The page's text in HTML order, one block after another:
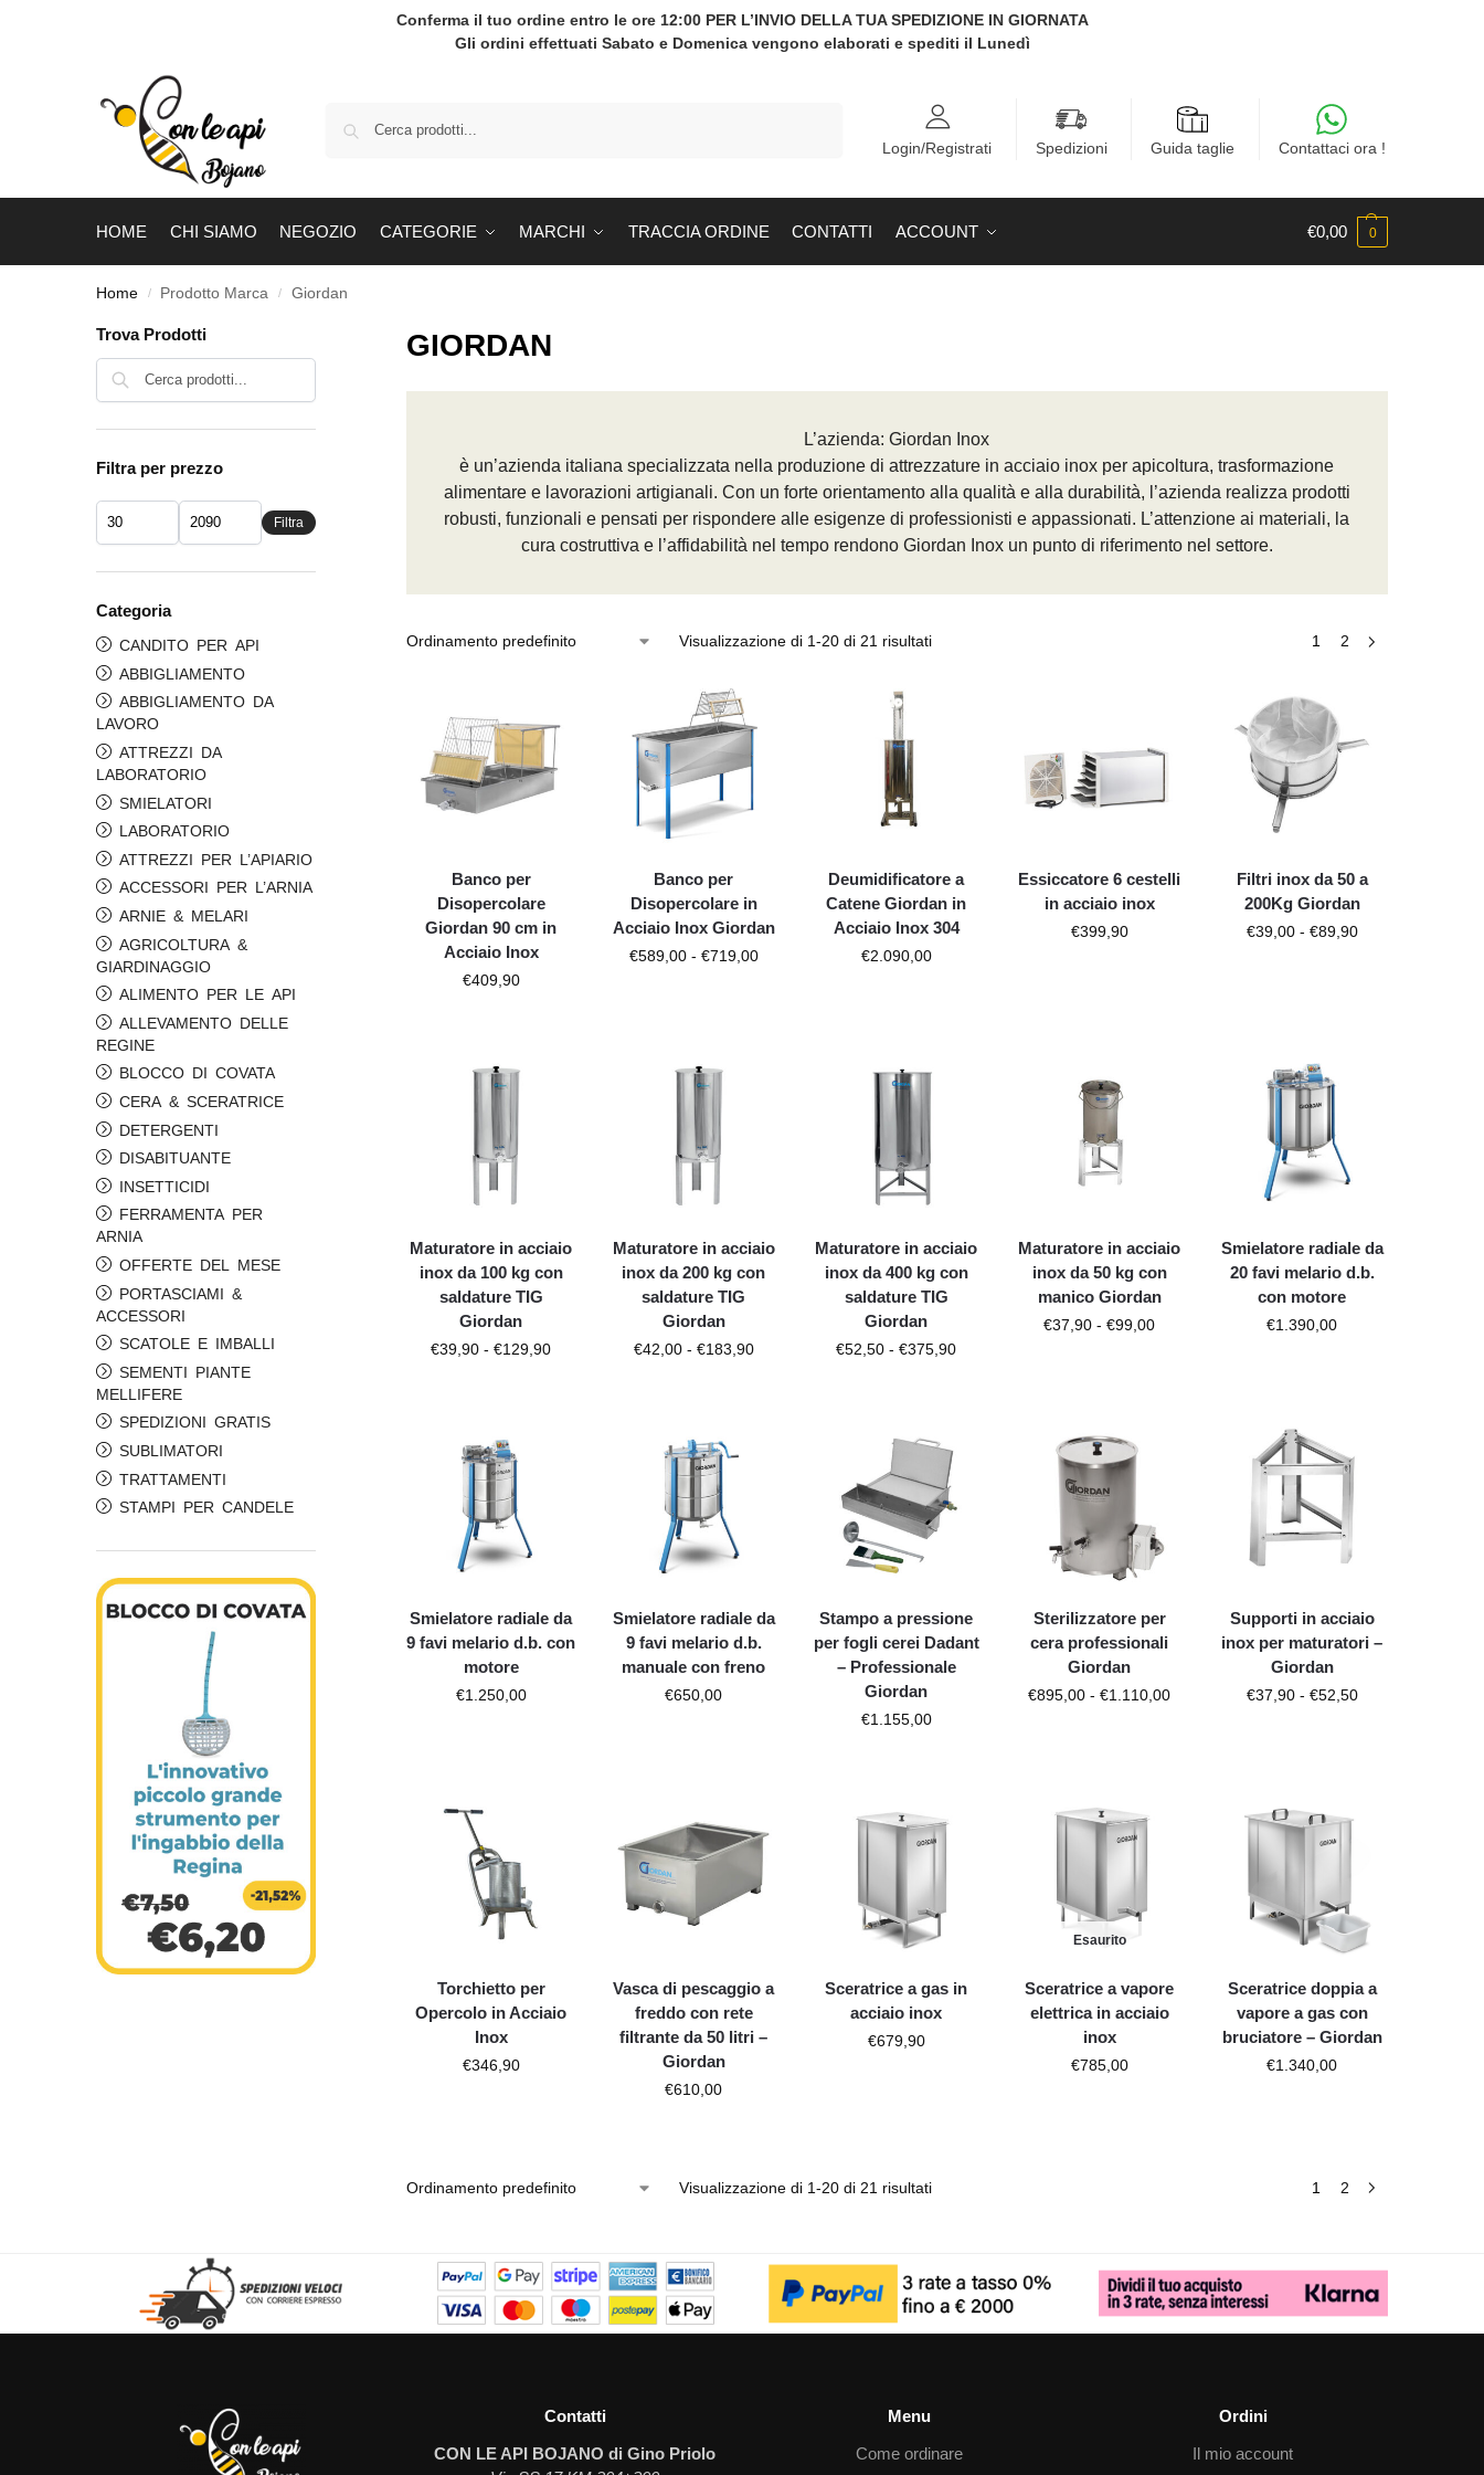
Conferma il tuo ordine entro le ore 12:00 PER L’INVIO DELLA TUA SPEDIZIONE IN GIORNATA
Gli ordini effettuati Sabato e Domenica vengono elaborati e spediti il Lunedì
Login/Registrati Spedizioni Guida taglie Contattaci ora !
HOME CHI SIAMO NEGOZIO CATEGORIE MARCHI TRACCIA ORDINE CONTATTI ACCOUNT €0,00 0
Home / Prodotto Marca / Giordan
GIORDAN
L’azienda: Giordan Inox
è un’azienda italiana specializzata nella produzione di attrezzature in acciaio inox per apicoltura, trasformazione
alimentare e lavorazioni artigianali. Con un forte orientamento alla qualità e alla durabilità, l’azienda realizza prodotti
robusti, funzionali e pensati per rispondere alle esigenze di professionisti e appassionati. L’attenzione ai materiali, la
cura costruttiva e l’affidabilità nel tempo rendono Giordan Inox un punto di riferimento nel settore.
Visualizzazione di 1-20 di 21 risultati 1 2
Banco per
Disopercolare
Giordan 90 cm in
Acciaio Inox
€409,90
Banco per
Disopercolare in
Acciaio Inox Giordan
€589,00 - €719,00
Deumidificatore a
Catene Giordan in
Acciaio Inox 304
€2.090,00
Essiccatore 6 cestelli
in acciaio inox
€399,90
Filtri inox da 50 a
200Kg Giordan
€39,00 - €89,90
Maturatore in acciaio
inox da 100 kg con
saldature TIG
Giordan
€39,90 - €129,90
Maturatore in acciaio
inox da 200 kg con
saldature TIG
Giordan
€42,00 - €183,90
Maturatore in acciaio
inox da 400 kg con
saldature TIG
Giordan
€52,50 - €375,90
Maturatore in acciaio
inox da 50 kg con
manico Giordan
€37,90 - €99,00
Smielatore radiale da
20 favi melario d.b.
con motore
€1.390,00
Smielatore radiale da
9 favi melario d.b. con
motore
€1.250,00
Smielatore radiale da
9 favi melario d.b.
manuale con freno
€650,00
Stampo a pressione
per fogli cerei Dadant
– Professionale
Giordan
€1.155,00
Sterilizzatore per
cera professionali
Giordan
€895,00 - €1.110,00
Supporti in acciaio
inox per maturatori –
Giordan
€37,90 - €52,50
Torchietto per
Opercolo in Acciaio
Inox
€346,90
Vasca di pescaggio a
freddo con rete
filtrante da 50 litri –
Giordan
€610,00
Sceratrice a gas in
acciaio inox
€679,90
Esaurito
Sceratrice a vapore
elettrica in acciaio
inox
€785,00
Sceratrice doppia a
vapore a gas con
bruciatore – Giordan
€1.340,00
Visualizzazione di 1-20 di 21 risultati 1 2
Trova Prodotti
Filtra per prezzo
Filtra
Categoria
CANDITO PER API
ABBIGLIAMENTO
ABBIGLIAMENTO DA
LAVORO
ATTREZZI DA
LABORATORIO
SMIELATORI
LABORATORIO
ATTREZZI PER L’APIARIO
ACCESSORI PER L’ARNIA
ARNIE & MELARI
AGRICOLTURA &
GIARDINAGGIO
ALIMENTO PER LE API
ALLEVAMENTO DELLE
REGINE
BLOCCO DI COVATA
CERA & SCERATRICE
DETERGENTI
DISABITUANTE
INSETTICIDI
FERRAMENTA PER
ARNIA
OFFERTE DEL MESE
PORTASCIAMI &
ACCESSORI
SCATOLE E IMBALLI
SEMENTI PIANTE
MELLIFERE
SPEDIZIONI GRATIS
SUBLIMATORI
TRATTAMENTI
STAMPI PER CANDELE
Contatti
CON LE API BOJANO di Gino Priolo
Menu
Come ordinare
Ordini
Il mio account